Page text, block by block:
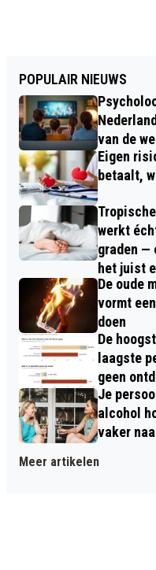
POPULAIR NIEUWS
van de
Eigen
betaalt,
werkt
graden —
het juist
De oude
vormt
doen
De
laagste
geen
Je
alcohol
vaker
Meer artikelen